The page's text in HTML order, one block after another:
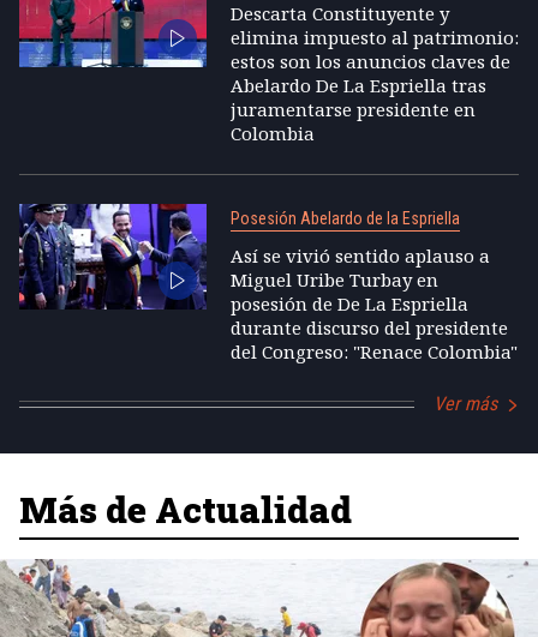
Descarta Constituyente y
elimina impuesto al patrimonio:
estos son los anuncios claves de
Abelardo De La Espriella tras
juramentarse presidente en
Colombia
Posesión Abelardo de la Espriella
Así se vivió sentido aplauso a
Miguel Uribe Turbay en
posesión de De La Espriella
durante discurso del presidente
del Congreso: "Renace Colombia"
Ver más
Más de Actualidad